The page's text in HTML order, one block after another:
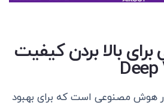
بالا بردن کیفیت
هوش مصنوعی است که برای بهبود